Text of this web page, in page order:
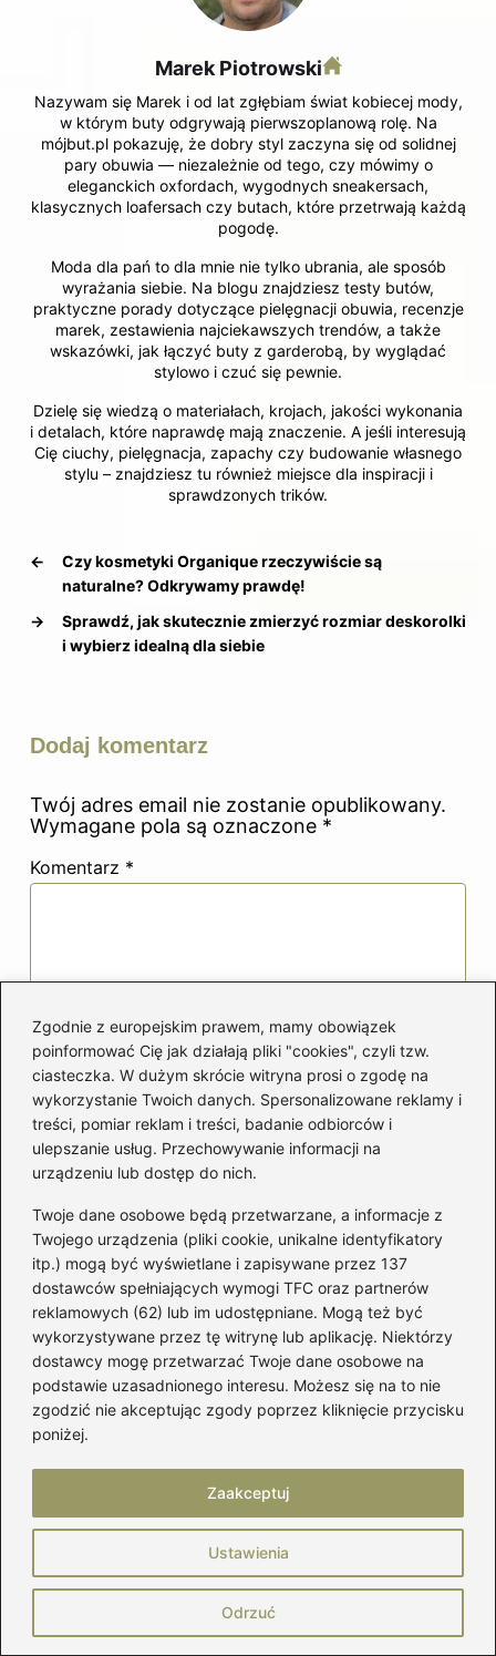
Zgodnie z europejskim prawem, mamy obowiązek
poinformować Cię jak działają pliki "cookies", czyli tzw.
ciasteczka. W dużym skrócie witryna prosi o zgodę na
wykorzystanie Twoich danych. Spersonalizowane reklamy i
treści, pomiar reklam i treści, badanie odbiorców i
ulepszanie usług. Przechowywanie informacji na
urządzeniu lub dostęp do nich.
Twoje dane osobowe będą przetwarzane, a informacje z
Twojego urządzenia (pliki cookie, unikalne identyfikatory
itp.) mogą być wyświetlane i zapisywane przez 137
dostawców spełniających wymogi TFC oraz partnerów
reklamowych (62) lub im udostępniane. Mogą też być
wykorzystywane przez tę witrynę lub aplikację. Niektórzy
dostawcy mogę przetwarzać Twoje dane osobowe na
podstawie uzasadnionego interesu. Możesz się na to nie
zgodzić nie akceptując zgody poprzez kliknięcie przycisku
poniżej.
Ustawienia
Odrzuć
Zaakceptuj
Marek Piotrowski
Nazywam się Marek i od lat zgłębiam świat kobiecej mody,
w którym buty odgrywają pierwszoplanową rolę. Na
mójbut.pl pokazuję, że dobry styl zaczyna się od solidnej
pary obuwia — niezależnie od tego, czy mówimy o
eleganckich oxfordach, wygodnych sneakersach,
klasycznych loafersach czy butach, które przetrwają każdą
pogodę.
Moda dla pań to dla mnie nie tylko ubrania, ale sposób
wyrażania siebie. Na blogu znajdziesz testy butów,
praktyczne porady dotyczące pielęgnacji obuwia, recenzje
marek, zestawienia najciekawszych trendów, a także
wskazówki, jak łączyć buty z garderobą, by wyglądać
stylowo i czuć się pewnie.
Dzielę się wiedzą o materiałach, krojach, jakości wykonania
i detalach, które naprawdę mają znaczenie. A jeśli interesują
Cię ciuchy, pielęgnacja, zapachy czy budowanie własnego
stylu – znajdziesz tu również miejsce dla inspiracji i
sprawdzonych trików.
←
Czy kosmetyki Organique rzeczywiście są
naturalne? Odkrywamy prawdę!
→
Sprawdź, jak skutecznie zmierzyć rozmiar deskorolki
i wybierz idealną dla siebie
Dodaj komentarz
Twój adres email nie zostanie opublikowany.
Wymagane pola są oznaczone *
Komentarz *
Nazwa*
Adres email *
Witryna internetowa
Zapamiętaj moje dane w tej przeglądarce
podczas pisania kolejnych komentarzy.
Poczytaj więcej